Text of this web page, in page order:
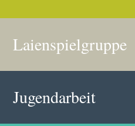
Laienspielgruppe
Jugendarbeit